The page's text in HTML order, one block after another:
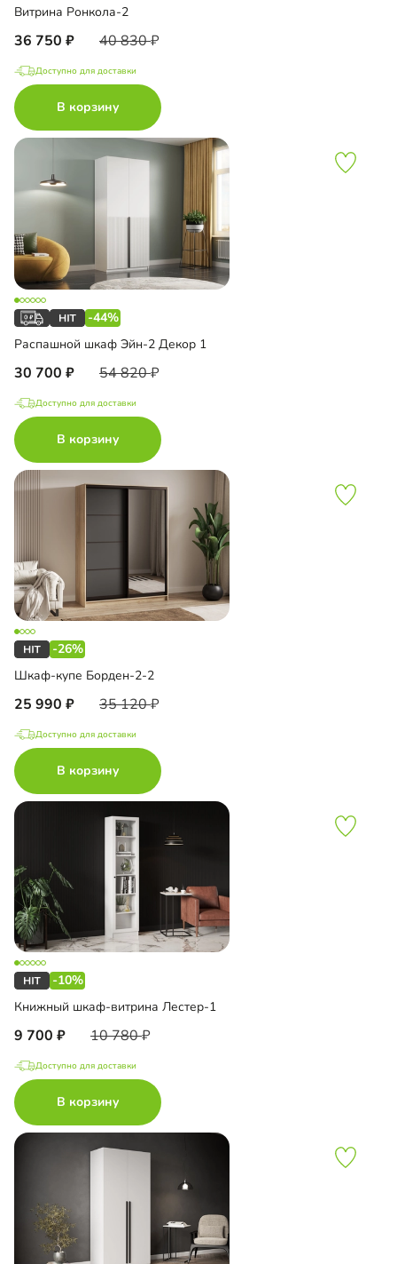
Витрина Ронкола-2
36 750 40 830
Доступно для доставки
В корзину
-44%
Распашной шкаф Эйн-2 Декор 1
30 700 54 820
Доступно для доставки
В корзину
-26%
Шкаф-купе Борден-2-2
25 990 35 120
Доступно для доставки
В корзину
-10%
Книжный шкаф-витрина Лестер-1
9 700 10 780
Доступно для доставки
В корзину